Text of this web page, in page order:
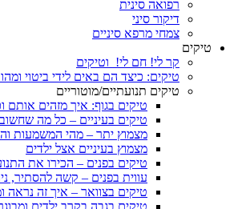
רפואה סינית
דיקור סיני
צמחי מרפא סיניים
טיקים
קר לי! חם לי! וטיקים
טיקים: כיצד הם באים לידי ביטוי
טיקים תנועתיים/מוטוריים
טיקים בגוף: איך מזהים אותם
טיקים בעיניים – כל מה
מצמוץ יתר – מהי המשמעות
מצמוץ בעיניים אצל ילדים
טיקים בפנים – הכירו את
עווית בפנים – קשה להסתיר,
טיקים בצוואר – איך זה נראה
טיקים בגבה בקרב ילדים